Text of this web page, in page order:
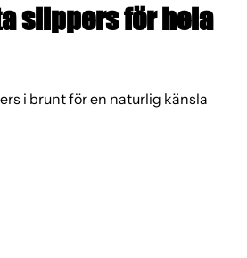
slippers för hela
i brunt för en naturlig känsla